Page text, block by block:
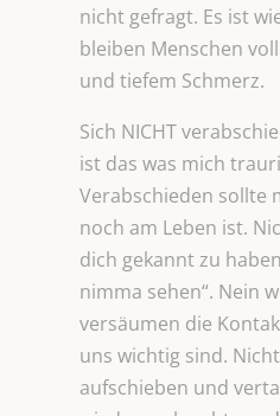
nicht gefragt. Es ist
bleiben Menschen
und tiefem Schmerz.
Sich NICHT
ist das was mich
Verabschieden sollte
noch am Leben ist.
dich gekannt zu
nimma sehen“. Nein
versäumen die
uns wichtig sind.
aufschieben und